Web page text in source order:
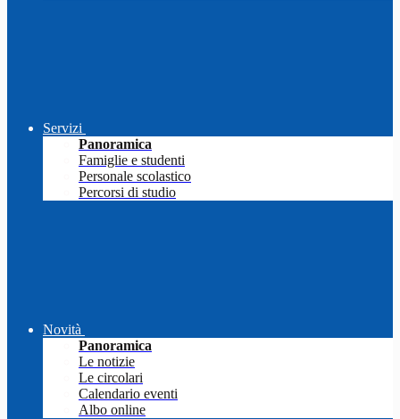
Servizi
Panoramica
Famiglie e studenti
Personale scolastico
Percorsi di studio
Novità
Panoramica
Le notizie
Le circolari
Calendario eventi
Albo online